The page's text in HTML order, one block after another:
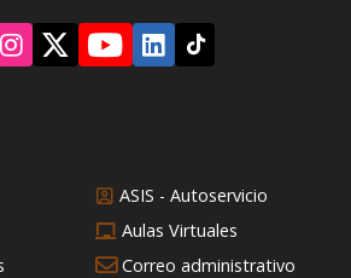
mundial?
ASIS - Autoservicio
Aulas Virtuales
Correo administrativo